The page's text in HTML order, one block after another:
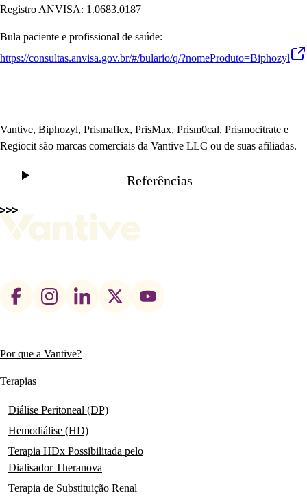
Registro ANVISA: 1.0683.0187
Bula paciente e profissional de saúde:
https://consultas.anvisa.gov.br/#/bulario/q/?nomeProduto=Biphozyl
Vantive, Biphozyl, Prismaflex, PrisMax, Prism0cal, Prismocitrate e
Regiocit são marcas comerciais da Vantive LLC ou de suas afiliadas.
Referências
Footer
Main
navigation
Por que a Vantive?
Terapias
Diálise Peritoneal (DP)
Hemodiálise (HD)
Terapia HDx Possibilitada pelo
Dialisador Theranova
Terapia de Substituição Renal